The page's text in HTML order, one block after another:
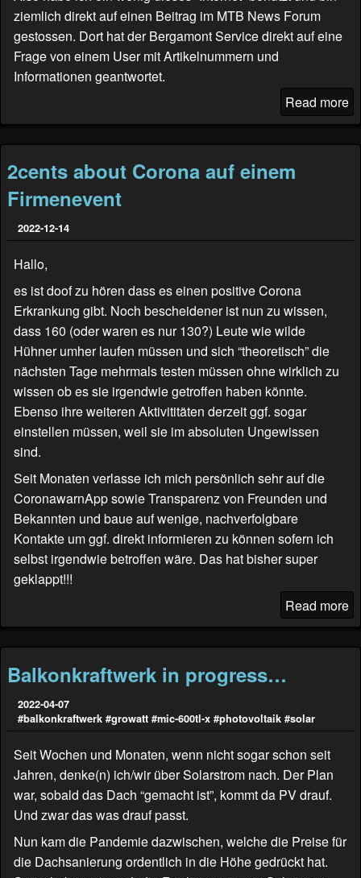
ziemlich direkt auf einen Beitrag im MTB News Forum
gestossen. Dort hat der Bergamont Service direkt auf eine
Frage von einem User mit Artikelnummern und
Informationen geantwortet.
Read more
2cents about Corona auf einem
Firmenevent
2022-12-14
Hallo,
es ist doof zu hören dass es einen positive Corona
Erkrankung gibt. Noch bescheidener ist nun zu wissen,
dass 160 (oder waren es nur 130?) Leute wie wilde
Hühner umher laufen müssen und sich “theoretisch” die
nächsten Tage mehrmals testen müssen ohne wirklich zu
wissen ob es sie irgendwie getroffen haben könnte.
Ebenso ihre weiteren Aktivititäten derzeit ggf. sogar
einstellen müssen, weil sie im absoluten Ungewissen
sind.
Seit Monaten verlasse ich mich persönlich sehr auf die
CoronawarnApp sowie Transparenz von Freunden und
Bekannten und baue auf wenige, nachverfolgbare
Kontakte um ggf. direkt informieren zu können sofern ich
selbst irgendwie betroffen wäre. Das hat bisher super
geklappt!!!
Read more
Balkonkraftwerk in progress…
2022-04-07
#balkonkraftwerk #growatt #mic-600tl-x #photovoltaik #solar
Seit Wochen und Monaten, wenn nicht sogar schon seit
Jahren, denke(n) ich/wir über Solarstrom nach. Der Plan
war, sobald das Dach “gemacht ist”, kommt da PV drauf.
Und zwar das was drauf passt.
Nun kam die Pandemie dazwischen, welche die Preise für
die Dachsanierung ordentlich in die Höhe gedrückt hat.